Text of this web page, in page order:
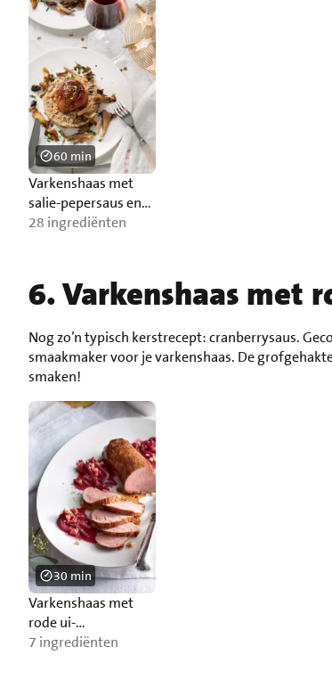
Varkenshaas met
salie-pepersaus en
risotto
28 ingrediënten
60 min
6. Varkenshaas met
Nog zo’n typisch kerstrecept: cranberrysaus.
smaakmaker voor je varkenshaas. De
smaken!
Varkenshaas met
rode ui-
cranberrysaus en
7 ingrediënten
30 min